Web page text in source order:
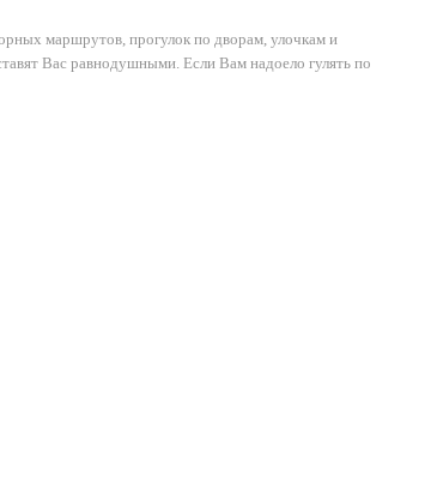
маршрутов, прогулок по дворам, улочкам и
Вас равнодушными. Если Вам надоело гулять по